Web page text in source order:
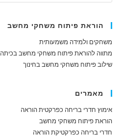
הוראת פיתוח משחקי מחשב
משחקים ולמידה משמעותית
מתווה להוראת פיתוח משחקי מחשב בכיתה
שילוב פיתוח משחקי מחשב בחינוך
מאמרים
אימוץ חדרי בריחה כפרקטית הוראה
הוראת פיתוח משחקי מחשב
חדרי בריחה כפרקטיקת הוראה